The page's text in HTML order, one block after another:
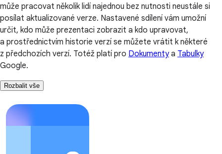
může pracovat několik lidí najednou bez nutnosti neustále si
posílat aktualizované verze. Nastavené sdílení vám umožní
určit, kdo může prezentaci zobrazit a kdo upravovat,
a prostřednictvím historie verzí se můžete vrátit k některé
z předchozích verzí. Totéž platí pro Dokumentya Tabulky
Google.
Rozbalit vše